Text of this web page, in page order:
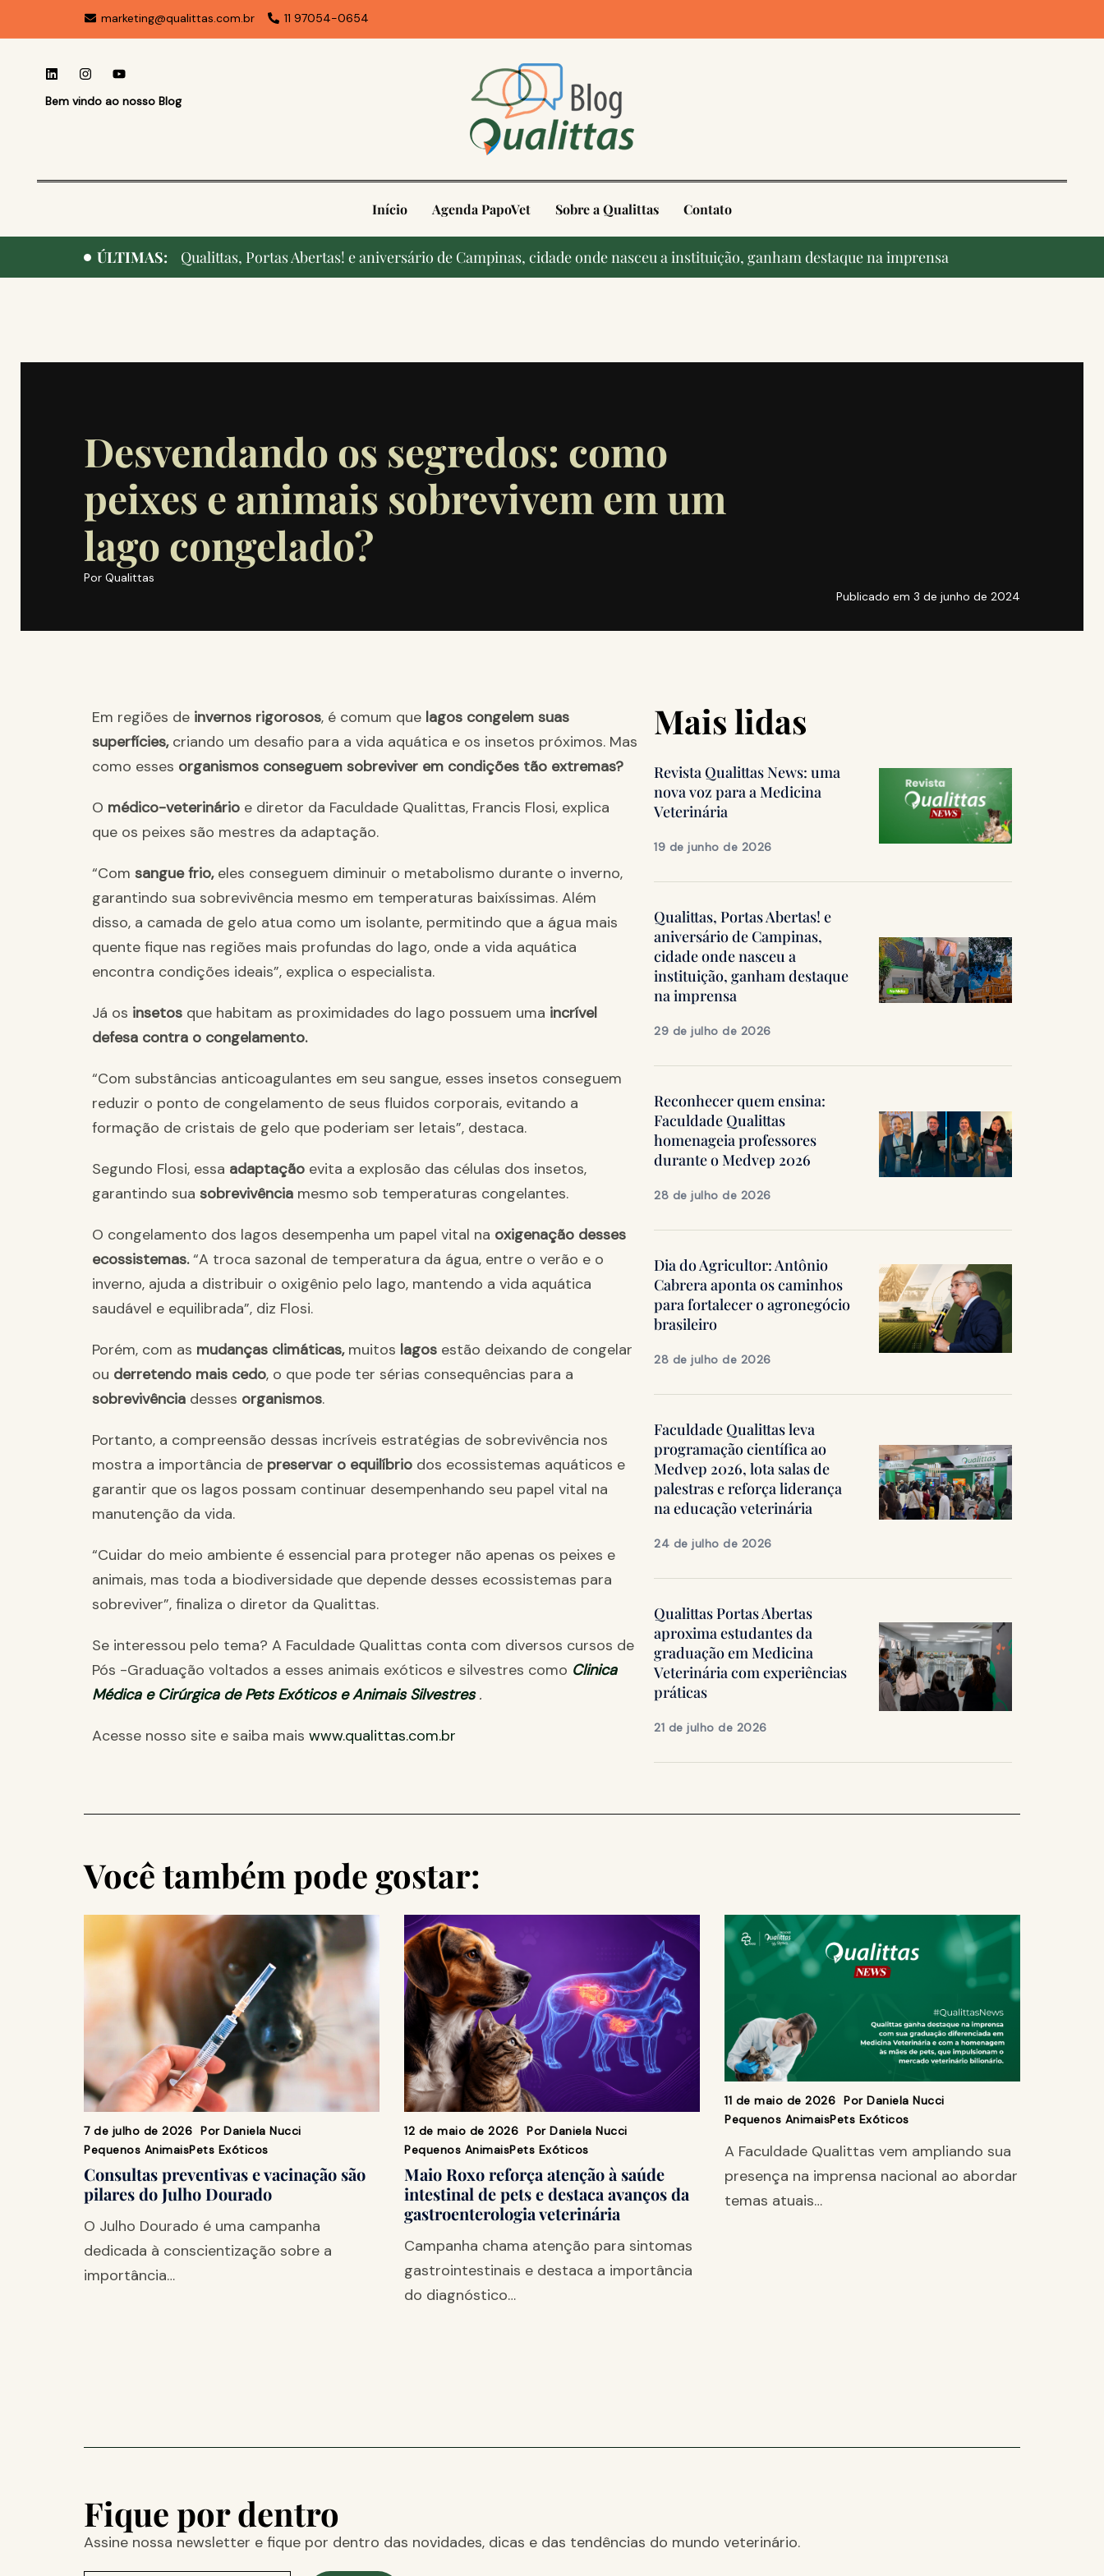
marketing@qualittas.com.br 11 97054-0654
Bem vindo ao nosso Blog
Início Agenda PapoVet Sobre a Qualittas Contato
ÚLTIMAS: Qualittas, Portas Abertas! e aniversário de Campinas, cidade onde nasceu a instituição, ganham destaque na imprensa
Desvendando os segredos: como
peixes e animais sobrevivem em um
lago congelado?
Por Qualittas
Publicado em 3 de junho de 2024
Em regiões de invernos rigorosos, é comum que lagos congelem suas
superfícies, criando um desafio para a vida aquática e os insetos próximos. Mas
como esses organismos conseguem sobreviver em condições tão extremas?
O médico-veterinário e diretor da Faculdade Qualittas, Francis Flosi, explica
que os peixes são mestres da adaptação.
“Com sangue frio,eles conseguem diminuir o metabolismo durante o inverno,
garantindo sua sobrevivência mesmo em temperaturas baixíssimas. Além
disso, a camada de gelo atua como um isolante, permitindo que a água mais
quente fique nas regiões mais profundas do lago, onde a vida aquática
encontra condições ideais”, explica o especialista.
Já os insetos que habitam as proximidades do lago possuem uma incrível
defesa contra o congelamento.
“Com substâncias anticoagulantes em seu sangue, esses insetos conseguem
reduzir o ponto de congelamento de seus fluidos corporais, evitando a
formação de cristais de gelo que poderiam ser letais”, destaca.
Segundo Flosi, essa adaptação evita a explosão das células dos insetos,
garantindo sua sobrevivência mesmo sob temperaturas congelantes.
O congelamento dos lagos desempenha um papel vital na oxigenação desses
ecossistemas.“A troca sazonal de temperatura da água, entre o verão e o
inverno, ajuda a distribuir o oxigênio pelo lago, mantendo a vida aquática
saudável e equilibrada”, diz Flosi.
Porém, com as mudanças climáticas, muitos lagos estão deixando de congelar
ou derretendo mais cedo, o que pode ter sérias consequências para a
sobrevivência desses organismos.
Portanto, a compreensão dessas incríveis estratégias de sobrevivência nos
mostra a importância de preservar o equilíbrio dos ecossistemas aquáticos e
garantir que os lagos possam continuar desempenhando seu papel vital na
manutenção da vida.
“Cuidar do meio ambiente é essencial para proteger não apenas os peixes e
animais, mas toda a biodiversidade que depende desses ecossistemas para
sobreviver”, finaliza o diretor da Qualittas.
Se interessou pelo tema? A Faculdade Qualittas conta com diversos cursos de
Pós -Graduação voltados a esses animais exóticos e silvestres como Clinica
Médica e Cirúrgica de Pets Exóticos e Animais Silvestres.
Acesse nosso site e saiba mais www.qualittas.com.br
Mais lidas
Revista Qualittas News: uma
nova voz para a Medicina
Veterinária
19 de junho de 2026
Qualittas, Portas Abertas! e
aniversário de Campinas,
cidade onde nasceu a
instituição, ganham destaque
na imprensa
29 de julho de 2026
Reconhecer quem ensina:
Faculdade Qualittas
homenageia professores
durante o Medvep 2026
28 de julho de 2026
Dia do Agricultor: Antônio
Cabrera aponta os caminhos
para fortalecer o agronegócio
brasileiro
28 de julho de 2026
Faculdade Qualittas leva
programação científica ao
Medvep 2026, lota salas de
palestras e reforça liderança
na educação veterinária
24 de julho de 2026
Qualittas Portas Abertas
aproxima estudantes da
graduação em Medicina
Veterinária com experiências
práticas
21 de julho de 2026
Você também pode gostar:
7 de julho de 2026 Por Daniela Nucci
Pequenos AnimaisPets Exóticos
Consultas preventivas e vacinação são
pilares do Julho Dourado
O Julho Dourado é uma campanha
dedicada à conscientização sobre a
importância…
12 de maio de 2026 Por Daniela Nucci
Pequenos AnimaisPets Exóticos
Maio Roxo reforça atenção à saúde
intestinal de pets e destaca avanços da
gastroenterologia veterinária
Campanha chama atenção para sintomas
gastrointestinais e destaca a importância
do diagnóstico…
11 de maio de 2026 Por Daniela Nucci
Pequenos AnimaisPets Exóticos
A Faculdade Qualittas vem ampliando sua
presença na imprensa nacional ao abordar
temas atuais…
Fique por dentro
Assine nossa newsletter e fique por dentro das novidades, dicas e das tendências do mundo veterinário.